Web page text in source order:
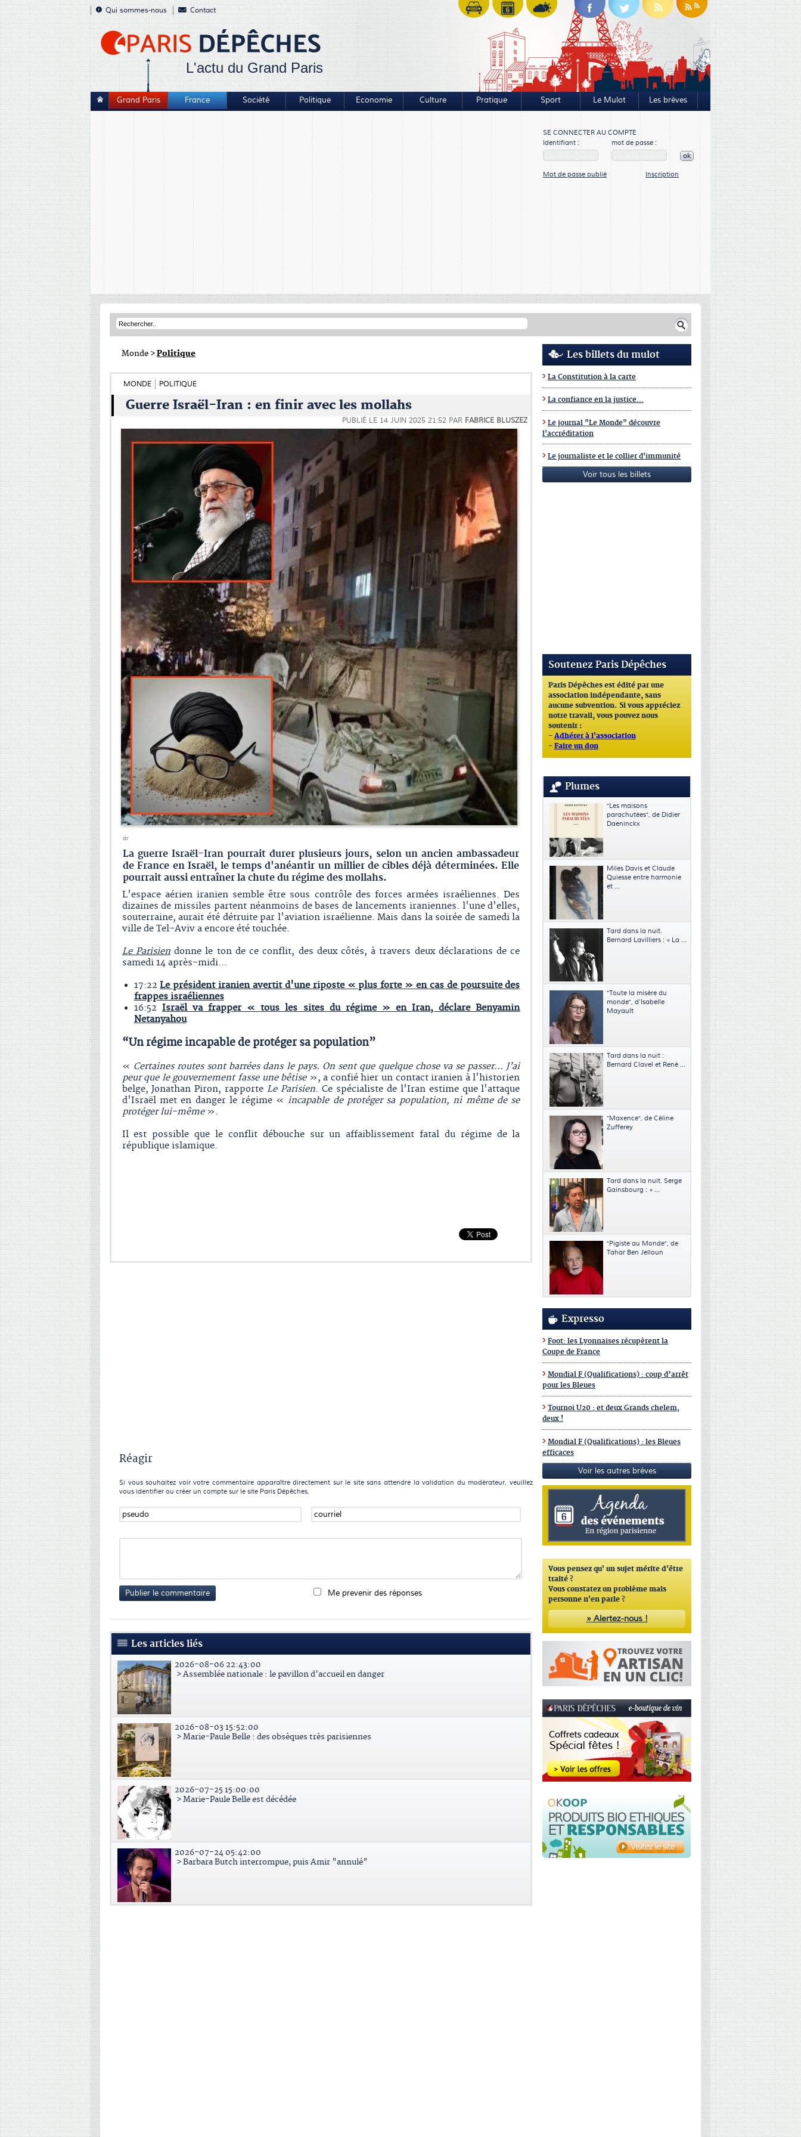
Qui sommes-nous Contact
L'actu du Grand Paris
Grand Paris France Société Politique Economie Culture Pratique Sport Le Mulot Les brèves
SE CONNECTER AU COMPTE
Identifiant :
mot de passe :
ok
Mot de passe oublié Inscription
Monde >Politique
MONDE POLITIQUE
Guerre Israël-Iran : en finir avec les mollahs
PUBLIÉ LE 14 JUIN 2025 21:52 PAR FABRICE BLUSZEZ
dr
La guerre Israël-Iran pourrait durer plusieurs jours, selon un ancien ambassadeur
de France en Israël, le temps d'anéantir un millier de cibles déjà déterminées. Elle
pourrait aussi entraîner la chute du régime des mollahs.
L'espace aérien iranien semble être sous contrôle des forces armées israéliennes. Des
dizaines de missiles partent néanmoins de bases de lancements iraniennes. l'une d'elles,
souterraine, aurait été détruite par l'aviation israélienne. Mais dans la soirée de samedi la
ville de Tel-Aviv a encore été touchée.
Le Parisiendonne le ton de ce conflit, des deux côtés, à travers deux déclarations de ce
samedi 14 après-midi...
17:22Le président iranien avertit d'une riposte « plus forte » en cas de poursuite des
frappes israéliennes
16:52 Israël va frapper « tous les sites du régime » en Iran, déclare Benyamin
Netanyahou
“Un régime incapable de protéger sa population”
« Certaines routes sont barrées dans le pays. On sent que quelque chose va se passer… J’ai
peur que le gouvernement fasse une bêtise», a confié hier un contact iranien à l'historien
belge, Jonathan Piron, rapporteLe Parisien. Ce spécialiste de l'Iran estime que l'attaque
d'Israël met en danger le régime « incapable de protéger sa population, ni même de se
protéger lui-même».
Il est possible que le conflit débouche sur un affaiblissement fatal du régime de la
république islamique.
Réagir
Si vous souhaitez voir votre commentaire apparaître directement sur le site sans attendre la validation du modérateur, veuillez
vous identifier ou créer un compte sur le site Paris Dépêches.
Publier le commentaire Me prevenir des réponses
Les articles liés
2026-08-06 22:43:00
> Assemblée nationale : le pavillon d'accueil en danger
2026-08-03 15:52:00
> Marie-Paule Belle : des obsèques très parisiennes
2026-07-25 15:00:00
> Marie-Paule Belle est décédée
2026-07-24 05:42:00
> Barbara Butch interrompue, puis Amir "annulé"
Les billets du mulot
La Constitution à la carte
La confiance en la justice...
Le journal "Le Monde" découvre
l'accréditation
Le journaliste et le collier d'immunité
Voir tous les billets
Soutenez Paris Dépêches
Paris Dépêches est édité par une
association indépendante, sans
aucune subvention. Si vous appréciez
notre travail, vous pouvez nous
soutenir :
- Adhérer à l'association
- Faire un don
Plumes
"Les maisons
parachutées", de Didier
Daeninckx
Miles Davis et Claude
Quiesse entre harmonie
et ...
Tard dans la nuit.
Bernard Lavilliers : « La ...
"Toute la misère du
monde", d’Isabelle
Mayault
Tard dans la nuit :
Bernard Clavel et René ...
"Maxence", de Céline
Zufferey
Tard dans la nuit. Serge
Gainsbourg : « ...
"Pigiste au Monde", de
Tahar Ben Jelloun
Expresso
Foot: les Lyonnaises récupèrent la
Coupe de France
Mondial F (Qualifications) : coup d’arrêt
pour les Bleues
Tournoi U20 : et deux Grands chelem,
deux !
Mondial F (Qualifications) : les Bleues
efficaces
Voir les autres brèves
Vous pensez qu' un sujet mérite d'être
traité ?
Vous constatez un problème mais
personne n'en parle ?
» Alertez-nous !